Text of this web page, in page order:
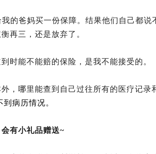
的爸妈买一份保障。结果他们自己都说
再三，还是放弃了。
时能不能赔的保险，是我不能接受的。
，哪里能查到自己过往所有的医疗记录
病历情况。
有小礼品赠送~